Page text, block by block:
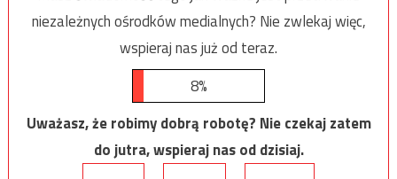
niezależnych ośrodków medialnych? Nie zwlekaj więc,
wspieraj nas już od teraz.
8%
Uważasz, że robimy dobrą robotę? Nie czekaj zatem
do jutra, wspieraj nas od dzisiaj.